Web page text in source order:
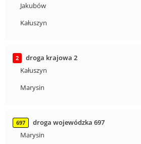
Jakubów
Kałuszyn
2
droga krajowa 2
Kałuszyn
Marysin
697
droga wojewódzka 697
Marysin